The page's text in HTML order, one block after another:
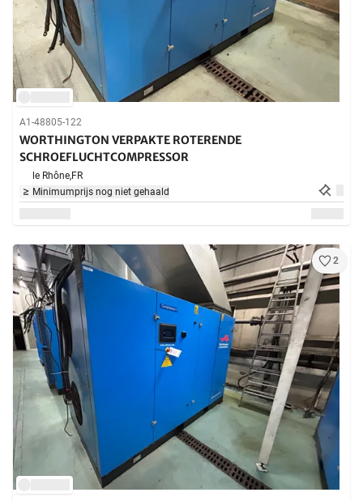
A1-48805-122
WORTHINGTON VERPAKTE ROTERENDE
SCHROEFLUCHTCOMPRESSOR
le Rhône,FR
Minimumprijs nog niet gehaald
2